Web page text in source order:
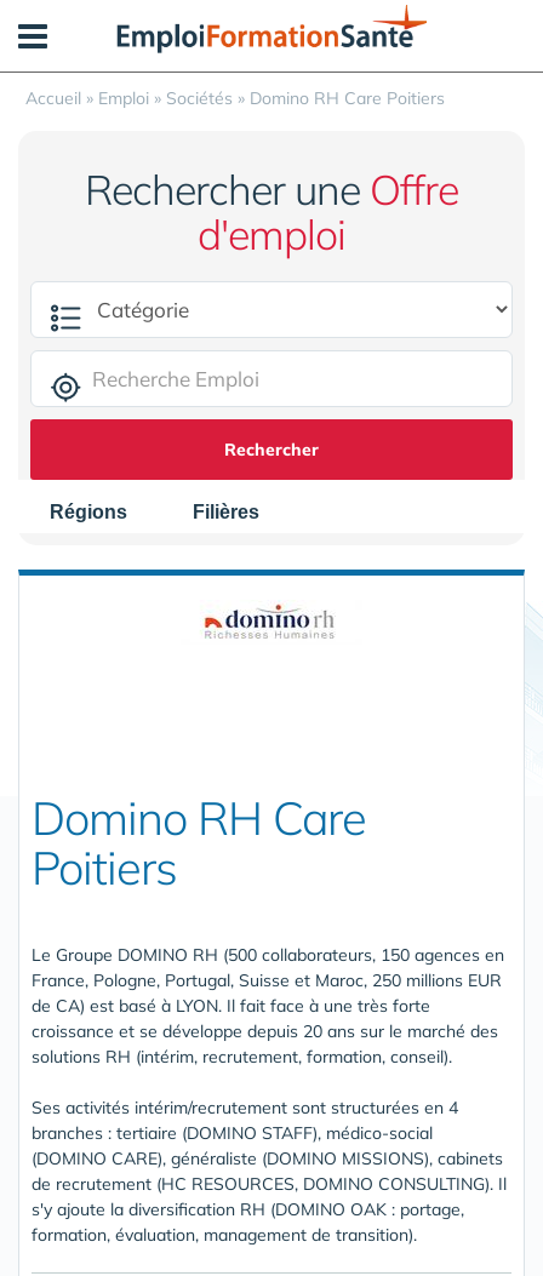
Accueil » Emploi » Sociétés » Domino RH Care Poitiers
Rechercher une Offre
d'emploi
Rechercher
Régions Filières
Domino RH Care
Poitiers
Le Groupe DOMINO RH (500 collaborateurs, 150 agences en
France, Pologne, Portugal, Suisse et Maroc, 250 millions EUR
de CA) est basé à LYON. Il fait face à une très forte
croissance et se développe depuis 20 ans sur le marché des
solutions RH (intérim, recrutement, formation, conseil).
Ses activités intérim/recrutement sont structurées en 4
branches : tertiaire (DOMINO STAFF), médico-social
(DOMINO CARE), généraliste (DOMINO MISSIONS), cabinets
de recrutement (HC RESOURCES, DOMINO CONSULTING). Il
s'y ajoute la diversification RH (DOMINO OAK : portage,
formation, évaluation, management de transition).